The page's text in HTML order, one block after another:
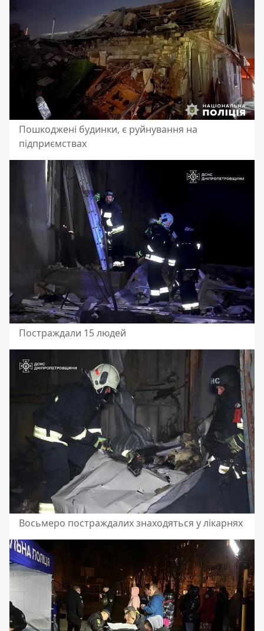
Пошкоджені будинки, є руйнування на
підприємствах
Постраждали 15 людей
Восьмеро постраждалих знаходяться у лікарнях